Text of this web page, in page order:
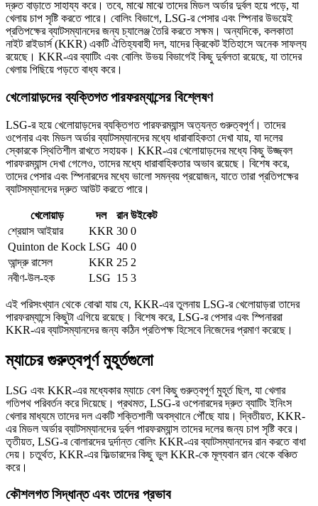
দ্রুত বাড়াতে সাহায্য করে। তবে, মাঝে মাঝে তাদের মিডল অর্ডার দুর্বল হয়ে পড়ে, যা
খেলায় চাপ সৃষ্টি করতে পারে। বোলিং বিভাগে, LSG-র পেসার এবং স্পিনার উভয়েই
প্রতিপক্ষের ব্যাটসম্যানদের জন্য চ্যালেঞ্জ তৈরি করতে সক্ষম। অন্যদিকে, কলকাতা
নাইট রাইডার্স (KKR) একটি ঐতিহ্যবাহী দল, যাদের ক্রিকেট ইতিহাসে অনেক সাফল্য
রয়েছে। KKR-এর ব্যাটিং এবং বোলিং উভয় বিভাগেই কিছু দুর্বলতা রয়েছে, যা তাদের
খেলায় পিছিয়ে পড়তে বাধ্য করে।
খেলোয়াড়দের ব্যক্তিগত পারফরম্যান্সের বিশ্লেষণ
LSG-র হয়ে খেলোয়াড়দের ব্যক্তিগত পারফরম্যান্স অত্যন্ত গুরুত্বপূর্ণ। তাদের
ওপেনার এবং মিডল অর্ডার ব্যাটসম্যানদের মধ্যে ধারাবাহিকতা দেখা যায়, যা দলের
স্কোরকে স্থিতিশীল রাখতে সহায়ক। KKR-এর খেলোয়াড়দের মধ্যে কিছু উজ্জ্বল
পারফরম্যান্স দেখা গেলেও, তাদের মধ্যে ধারাবাহিকতার অভাব রয়েছে। বিশেষ করে,
তাদের পেসার এবং স্পিনারদের মধ্যে ভালো সমন্বয় প্রয়োজন, যাতে তারা প্রতিপক্ষের
ব্যাটসম্যানদের দ্রুত আউট করতে পারে।
খেলোয়াড় দল রান উইকেট
শ্রেয়াস আইয়ার
KKR 30 0
Quinton de Kock LSG 40 0
আন্দ্রু রাসেল
KKR 25 2
নবীণ-উল-হক
LSG 15 3
এই পরিসংখ্যান থেকে বোঝা যায় যে, KKR-এর তুলনায় LSG-র খেলোয়াড়রা তাদের
পারফরম্যান্সে কিছুটা এগিয়ে রয়েছে। বিশেষ করে, LSG-র পেসার এবং স্পিনাররা
KKR-এর ব্যাটসম্যানদের জন্য কঠিন প্রতিপক্ষ হিসেবে নিজেদের প্রমাণ করেছে।
ম্যাচের গুরুত্বপূর্ণ মুহূর্তগুলো
LSG এবং KKR-এর মধ্যেকার ম্যাচে বেশ কিছু গুরুত্বপূর্ণ মুহূর্ত ছিল, যা খেলার
গতিপথ পরিবর্তন করে দিয়েছে। প্রথমত, LSG-র ওপেনারদের দ্রুত ব্যাটিং ইনিংস
খেলার মাধ্যমে তাদের দল একটি শক্তিশালী অবস্থানে পৌঁছে যায়। দ্বিতীয়ত, KKR-
এর মিডল অর্ডার ব্যাটসম্যানদের দুর্বল পারফরম্যান্স তাদের দলের জন্য চাপ সৃষ্টি করে।
তৃতীয়ত, LSG-র বোলারদের দুর্দান্ত বোলিং KKR-এর ব্যাটসম্যানদের রান করতে বাধা
দেয়। চতুর্থত, KKR-এর ফিল্ডারদের কিছু ভুল KKR-কে মূল্যবান রান থেকে বঞ্চিত
করে।
কৌশলগত সিদ্ধান্ত এবং তাদের প্রভাব